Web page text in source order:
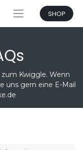
SHOP
Kwiggle. Wenn
uns gern eine E-Mail